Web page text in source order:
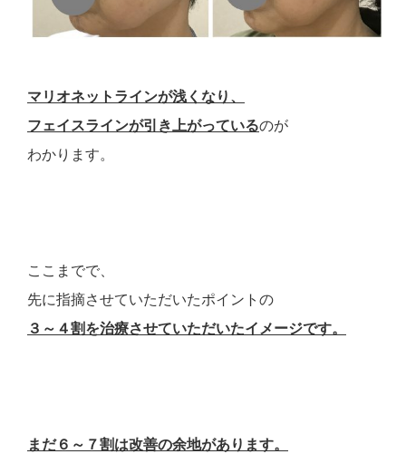
マリオネットラインが浅くなり、
フェイスラインが引き上がっているのが
わかります。
ここまでで、
先に指摘させていただいたポイントの
３～４割を治療させていただいたイメージです。
まだ６～７割は改善の余地があります。